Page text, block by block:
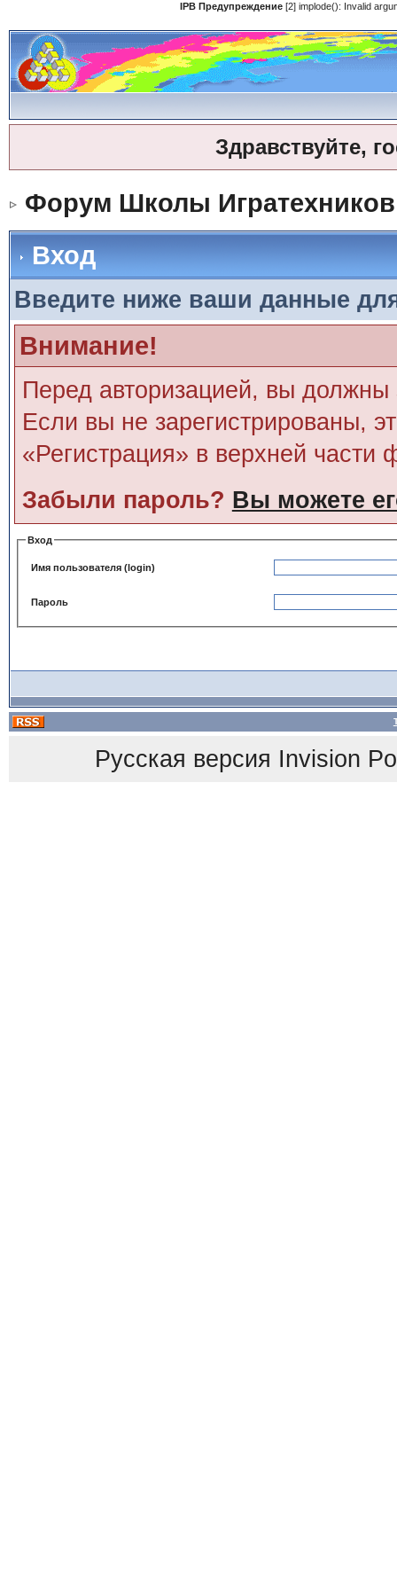
IPB Предупреждение[2] implode(): Invalid
Здравствуйте,
Форум Школы Игратехников
Вход
Введите ниже ваши данные
Внимание!
Перед авторизацией, вы должны
Если вы не зарегистрированы,
«Регистрация» в верхней части
Забыли пароль? Вы можете
Вход
Имя пользователя (login)
Пароль
Русская версия Invision